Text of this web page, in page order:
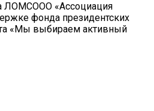
ЛОМСООО «Ассоциация
фонда президентских
«Мы выбираем активный